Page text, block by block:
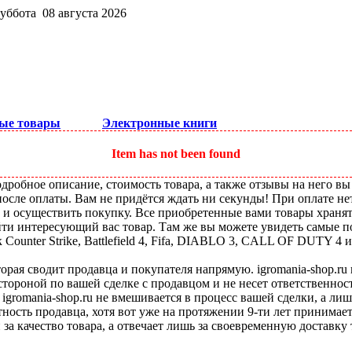
08 августа 2026
товары Электронные книги
Item has not been found
описание, стоимость товара, а также отзывы на него
оплаты. Вам не придётся ждать ни секунды! При оплате
и осуществить покупку. Все приобретенные вами товары
интересующий вас товар. Там же вы можете увидеть самые
Strike, Battlefield 4, Fifa, DIABLO 3, CALL OF DUTY 4
сводит продавца и покупателя напрямую. igromania-
по вашей сделке с продавцом и не несет
shop.ru не вмешивается в процесс вашей сделки, а
продавца, хотя вот уже на протяжении 9-ти лет
качество товара, а отвечает лишь за своевременную